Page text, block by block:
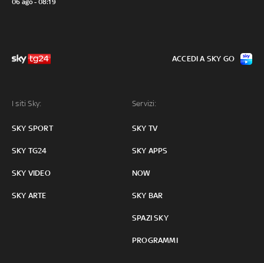
I siti Sky:
SKY SPORT
SKY TG24
SKY VIDEO
SKY ARTE
Servizi:
SKY TV
SKY APPS
NOW
SKY BAR
SPAZI SKY
PROGRAMMI
ACCEDI A SKY GO